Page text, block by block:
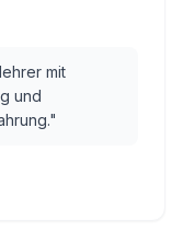
mit
und
"